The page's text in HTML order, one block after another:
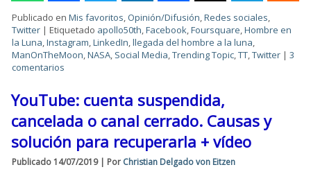
Publicado en Mis favoritos, Opinión/Difusión,Redes sociales,
Twitter |Etiquetado apollo50th,Facebook,Foursquare,Hombre en
la Luna,Instagram,LinkedIn,llegada del hombre a la luna,
ManOnTheMoon,NASA, Social Media,Trending Topic,TT,Twitter |3
comentarios
YouTube: cuenta suspendida,
cancelada o canal cerrado. Causas y
solución para recuperarla + vídeo
Publicado 14/07/2019| Por Christian Delgado von Eitzen